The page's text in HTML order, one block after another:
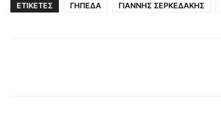
ΕΤΙΚΕΤΕΣ ΓΗΠΕΔΑ ΓΙΑΝΝΗΣ ΣΕΡΚΕΔΑΚΗΣ